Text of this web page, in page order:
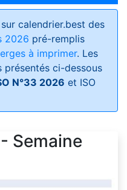
calendrier.best des
2026 pré-remplis
à imprimer. Les
présentés ci-dessous
N°33 2026 et ISO
Semaine